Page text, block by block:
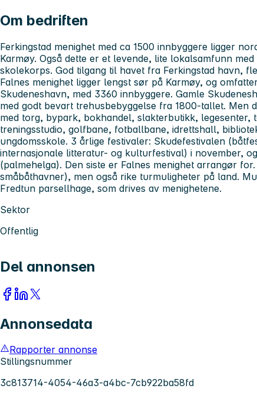
Om bedriften
Ferkingstad menighet med ca 1500 innbyggere ligger
Karmøy. Også dette er et levende, lite lokalsamfunn
skolekorps. God tilgang til havet fra Ferkingstad havn,
Falnes menighet ligger lengst sør på Karmøy, og
Skudeneshavn, med 3360 innbyggere. Gamle
med godt bevart trehusbebyggelse fra 1800-tallet. Men
med torg, bypark, bokhandel, slakterbutikk, legesenter,
treningsstudio, golfbane, fotballbane, idrettshall,
ungdomsskole. 3 årlige festivaler: Skudefestivalen
internasjonale litteratur- og kulturfestival) i november,
(palmehelga). Den siste er Falnes menighet arrangør
småbåthavner), men også rike turmuligheter på land.
Fredtun parsellhage, som drives av menighetene.
Sektor
Offentlig
Del annonsen
Annonsedata
Rapporter annonse
Stillingsnummer
3c813714-4054-46a3-a4bc-7cb922ba58fd